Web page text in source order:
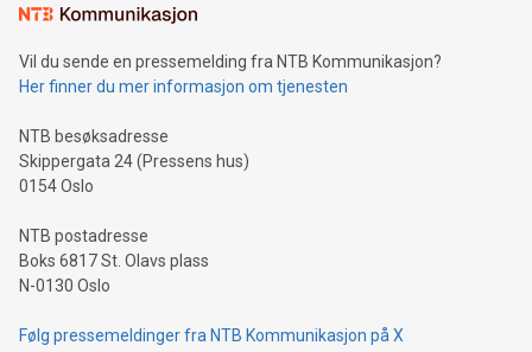
Vil du sende en pressemelding fra NTB Kommunikasjon?
Her finner du mer informasjon om tjenesten
NTB besøksadresse
Skippergata 24 (Pressens hus)
0154 Oslo
NTB postadresse
Boks 6817 St. Olavs plass
N-0130 Oslo
Følg pressemeldinger fra NTB Kommunikasjon på X